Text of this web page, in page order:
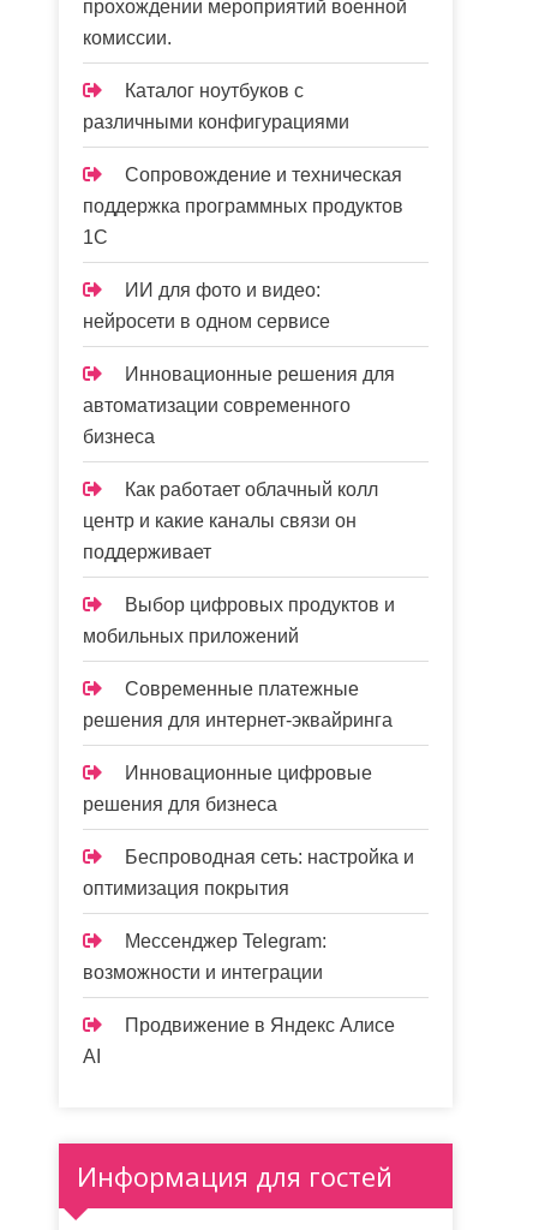
прохождении мероприятий военной
комиссии.
Каталог ноутбуков с
различными конфигурациями
Сопровождение и техническая
поддержка программных продуктов
1С
ИИ для фото и видео:
нейросети в одном сервисе
Инновационные решения для
автоматизации современного
бизнеса
Как работает облачный колл
центр и какие каналы связи он
поддерживает
Выбор цифровых продуктов и
мобильных приложений
Современные платежные
решения для интернет-эквайринга
Инновационные цифровые
решения для бизнеса
Беспроводная сеть: настройка и
оптимизация покрытия
Мессенджер Telegram:
возможности и интеграции
Продвижение в Яндекс Алисе
AI
Информация для гостей